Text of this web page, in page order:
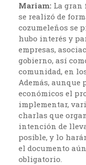
Mariam: La gran
se realizó de
cozumeleños se
hubo interés y
empresas,
gobierno, así
comunidad, en
Además, aunque
económicos el
implementar,
charlas que
intención de
posible, y lo
el documento
obligatorio.